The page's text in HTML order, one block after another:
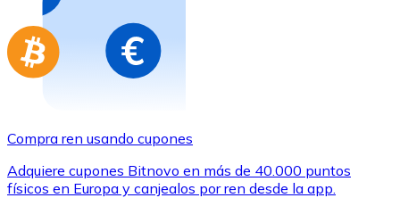
Ir a la tienda de tarjetas regalo
Compra ren usando cupones
Adquiere cupones Bitnovo en más de 40.000 puntos
físicos en Europa y canjealos por ren desde la app.